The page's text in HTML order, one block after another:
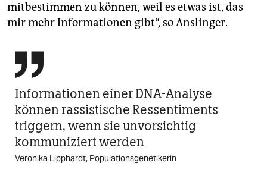
mitbestimmen zu können, weil es etwas ist, das
mir mehr Informationen gibt“, so Anslinger.

Informationen einer DNA-Analyse
können rassistische Ressentiments
triggern, wenn sie unvorsichtig
kommuniziert werden
Veronika Lipphardt, Populationsgenetikerin